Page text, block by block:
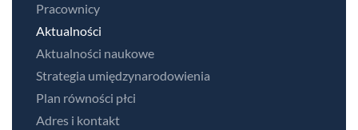
Pracownicy
Aktualności
Aktualności naukowe
Strategia umiędzynarodowienia
Plan równości płci
Adres i kontakt